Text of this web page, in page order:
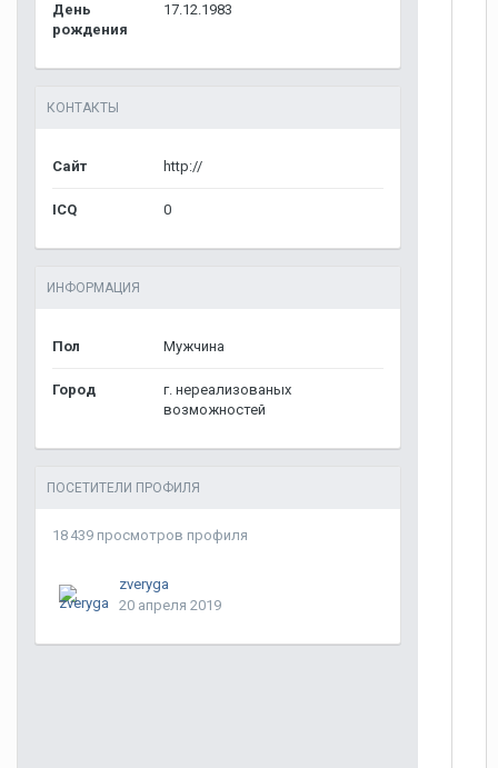
День
рождения
17.12.1983
КОНТАКТЫ
Сайт http://
ICQ 0
ИНФОРМАЦИЯ
Пол Мужчина
Город
г. нереализованых
возможностей
ПОСЕТИТЕЛИ ПРОФИЛЯ
18 439 просмотров профиля
zveryga
20 апреля 2019